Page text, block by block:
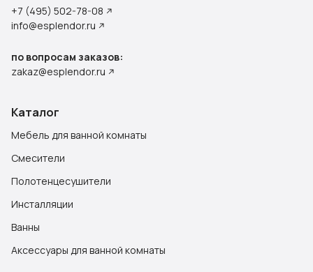
+7 (495) 502-78-08
info@esplendor.ru
по вопросам заказов:
zakaz@esplendor.ru
Каталог
Мебель для ванной комнаты
Смесители
Полотенцесушители
Инсталляции
Ванны
Аксессуары для ванной комнаты